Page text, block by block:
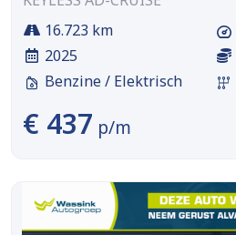
16.723 km
2025
Benzine / Elektrisch
€ 437 p/m